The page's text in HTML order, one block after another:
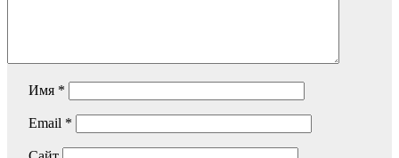
Имя *
Email *